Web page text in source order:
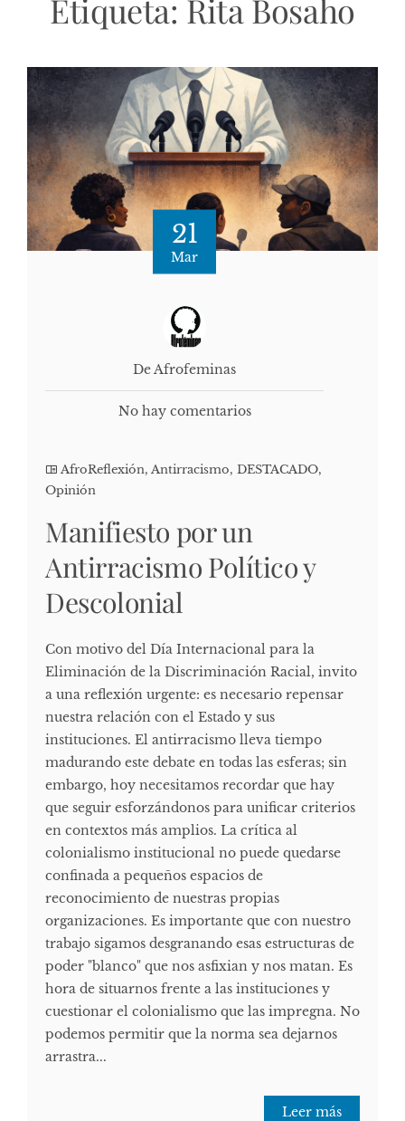
Etiqueta: Rita Bosaho
21
Mar
De Afrofeminas
No hay comentarios
AfroReflexión, Antirracismo, DESTACADO,
Opinión
Manifiesto por un
Antirracismo Político y
Descolonial
Con motivo del Día Internacional para la
Eliminación de la Discriminación Racial, invito
a una reflexión urgente: es necesario repensar
nuestra relación con el Estado y sus
instituciones. El antirracismo lleva tiempo
madurando este debate en todas las esferas; sin
embargo, hoy necesitamos recordar que hay
que seguir esforzándonos para unificar criterios
en contextos más amplios. La crítica al
colonialismo institucional no puede quedarse
confinada a pequeños espacios de
reconocimiento de nuestras propias
organizaciones. Es importante que con nuestro
trabajo sigamos desgranando esas estructuras de
poder "blanco" que nos asfixian y nos matan. Es
hora de situarnos frente a las instituciones y
cuestionar el colonialismo que las impregna. No
podemos permitir que la norma sea dejarnos
arrastra...
Leer más